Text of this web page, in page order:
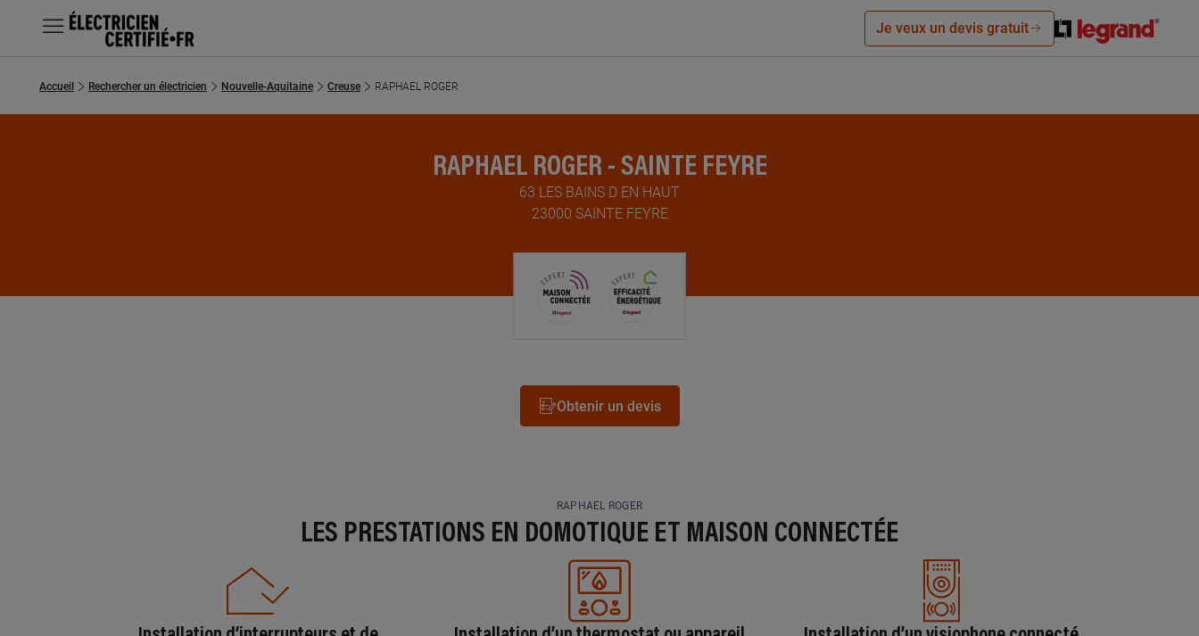
MENU
Chercher un électricien
Je veux un devis gratuit
Accueil Rechercher un électricien Nouvelle-Aquitaine Creuse RAPHAEL ROGER
RAPHAEL ROGER - SAINTE FEYRE
63 LES BAINS D EN HAUT
23000 SAINTE FEYRE
Obtenir un devis
RAPHAEL ROGER
LES PRESTATIONS EN DOMOTIQUE ET MAISON CONNECTÉE